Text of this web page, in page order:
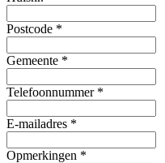
Postcode *
Gemeente *
Telefoonnummer *
E-mailadres *
Opmerkingen *